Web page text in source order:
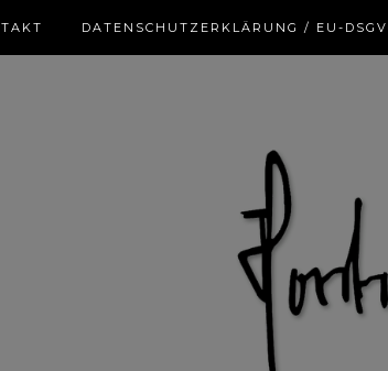
DATENSCHUTZERKLÄRUNG / EU-